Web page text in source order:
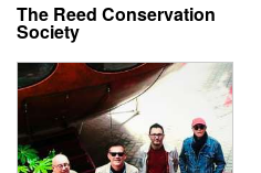
The Reed Conservation
Society